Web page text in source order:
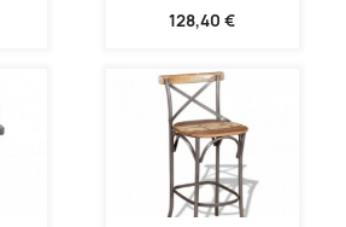
128,40 €